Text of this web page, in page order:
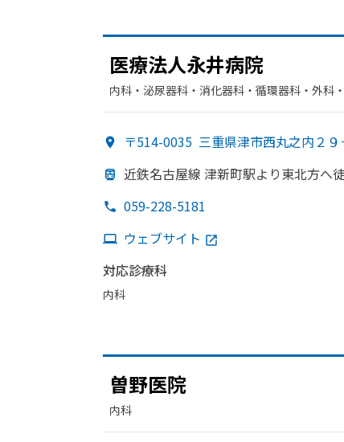
医療法人永井病院
内科・​泌尿器科・​消化器科・​循環器科・​外科
〒514-0035 三重県津市西丸之内２９
近鉄名古屋線 津新町駅より東北方へ
059-228-5181
ウェブサイト
対応診療科
内科
曽野医院
内科